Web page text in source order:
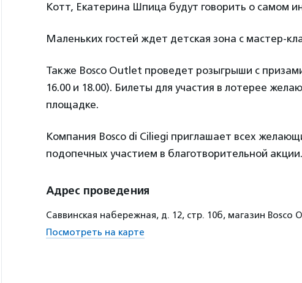
Котт, Екатерина Шпица будут говорить о самом
Маленьких гостей ждет детская зона с мастер-
Также Bosco Outlet проведет розыгрыши с
16.00 и 18.00). Билеты для участия в лотерее
площадке.
Компания Bosco di Ciliegi приглашает всех
подопечных участием в благотворительной акции.
Адрес проведения
Саввинская набережная, д. 12, стр. 10б, магазин Bosco
Посмотреть на карте